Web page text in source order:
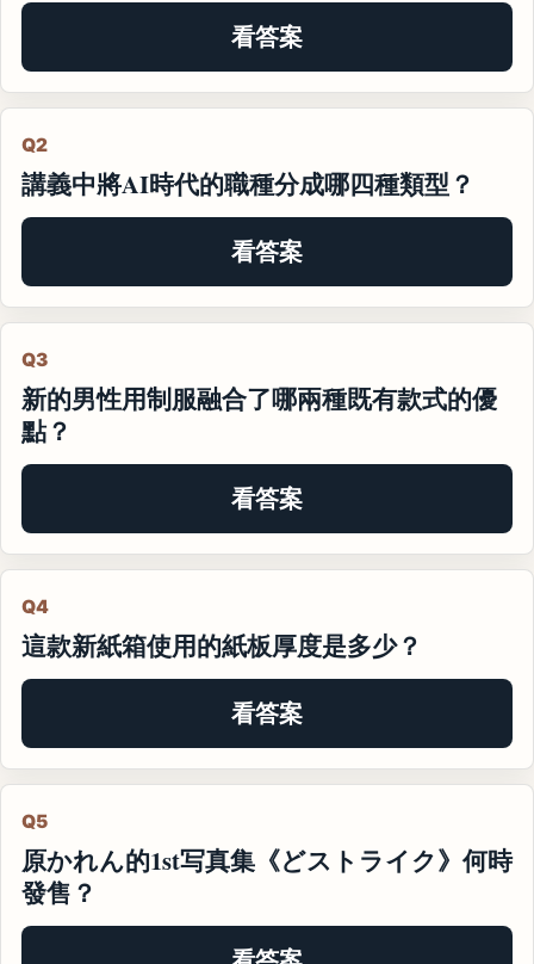
看答案
Q2
講義中將AI時代的職種分成哪四種類型？
看答案
Q3
新的男性用制服融合了哪兩種既有款式的優
點？
看答案
Q4
這款新紙箱使用的紙板厚度是多少？
看答案
Q5
原かれん的1st写真集《どストライク》何時
發售？